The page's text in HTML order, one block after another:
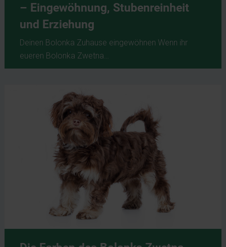
– Eingewöhnung, Stubenreinheit
und Erziehung
Deinen Bolonka Zuhause eingewöhnen Wenn ihr
eueren Bolonka Zwetna…